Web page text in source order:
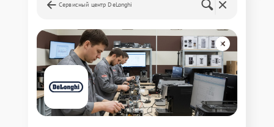
Сервисный центр DeLonghi